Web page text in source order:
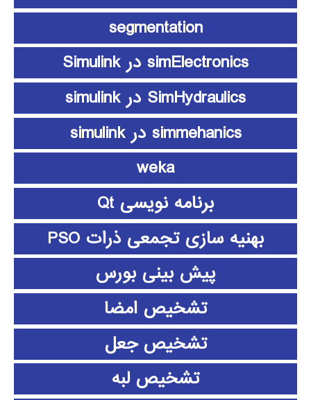
segmentation
simElectronics در Simulink
SimHydraulics در simulink
simmehanics در simulink
weka
برنامه نویسی Qt
بهنیه سازی تجمعی ذرات PSO
پیش بینی بورس
تشخیص امضا
تشخیص جعل
تشخیص لبه